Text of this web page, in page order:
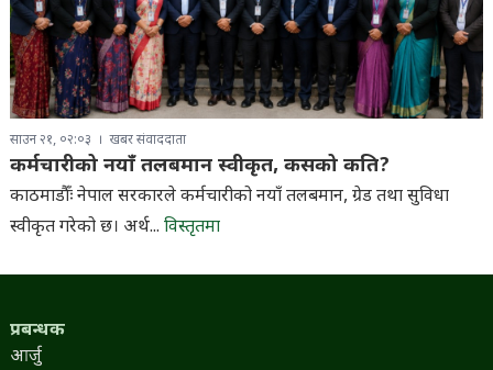
साउन २१, ०२:०३ खबर संवाददाता
कर्मचारीको नयाँ तलबमान स्वीकृत, कसको कति?
काठमाडौँः नेपाल सरकारले कर्मचारीको नयाँ तलबमान, ग्रेड तथा सुविधा
स्वीकृत गरेको छ। अर्थ... विस्तृतमा
प्रबन्धक
आर्जु